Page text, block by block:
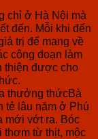
chỉ ở Hà Nội mà
đến. Mỗi khi đến
trị để mang về
công đoạn làm
thiện được cho
thưởng thứcBà
tẻ lâu năm ở Phú
mới vớt ra. Bóc
thơm từ thịt, mộc